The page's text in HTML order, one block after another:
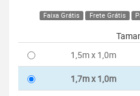
Faixa Grátis Frete Grátis
1,5m x 1,0m
1,7m x 1,0m